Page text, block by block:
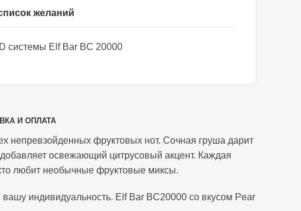
желаний
системы Elf Bar BC 20000
И ОПЛАТА
непревзойденных фруктовых нот. Сочная груша дарит
освежающий цитрусовый акцент. Каждая
любит необычные фруктовые миксы.
индивидуальность. Elf Bar BC20000 со вкусом Pear